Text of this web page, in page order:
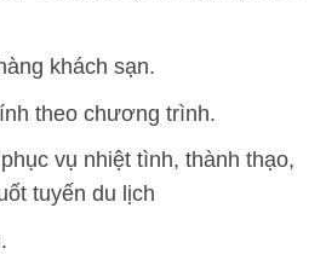
khách sạn.
theo chương trình.
vụ nhiệt tình, thành thạo,
tuyến du lịch